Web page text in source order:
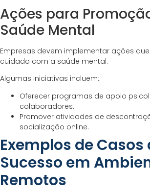
Ações para
Saúde Mental
Empresas devem implementar ações
cuidado com a saúde mental.
Algumas iniciativas incluem:.
Oferecer programas de apoio
colaboradores.
Promover atividades de
socialização online.
Exemplos de Casos
Sucesso em
Remotos